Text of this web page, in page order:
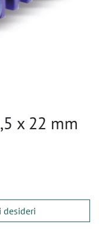
x 22 mm